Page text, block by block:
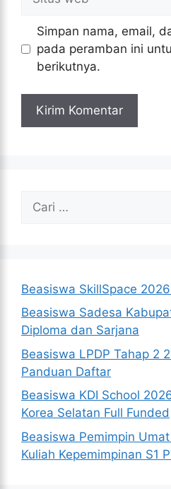
web
Simpan nama, email,
pada peramban ini
berikutnya.
untuk:
Beasiswa SkillSpace
Beasiswa Sadesa
Diploma dan Sarjana
Beasiswa LPDP Tahap 2
Panduan Daftar
Beasiswa KDI School
Korea Selatan Full Funded
Beasiswa Pemimpin
Kuliah Kepemimpinan S1